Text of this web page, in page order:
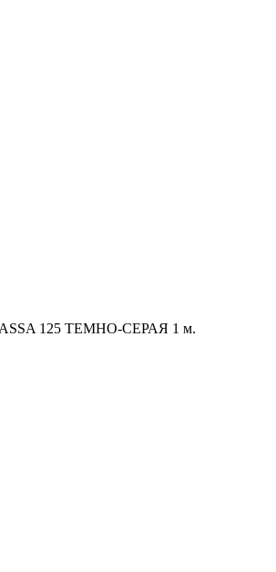
125 ТЕМНО-СЕРАЯ 1 м.